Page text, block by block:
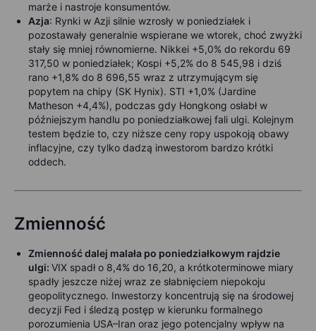
marże i nastroje konsumentów.
Azja: Rynki w Azji silnie wzrosły w poniedziałek i
pozostawały generalnie wspierane we wtorek, choć zwyżki
stały się mniej równomierne. Nikkei +5,0% do rekordu 69
317,50 w poniedziałek; Kospi +5,2% do 8 545,98 i dziś
rano +1,8% do 8 696,55 wraz z utrzymującym się
popytem na chipy (SK Hynix). STI +1,0% (Jardine
Matheson +4,4%), podczas gdy Hongkong osłabł w
późniejszym handlu po poniedziałkowej fali ulgi. Kolejnym
testem będzie to, czy niższe ceny ropy uspokoją obawy
inflacyjne, czy tylko dadzą inwestorom bardzo krótki
oddech.
Zmienność
Zmienność dalej malała po poniedziałkowym rajdzie
ulgi: VIX spadł o 8,4% do 16,20, a krótkoterminowe miary
spadły jeszcze niżej wraz ze słabnięciem niepokoju
geopolitycznego. Inwestorzy koncentrują się na środowej
decyzji Fed i śledzą postęp w kierunku formalnego
porozumienia USA–Iran oraz jego potencjalny wpływ na